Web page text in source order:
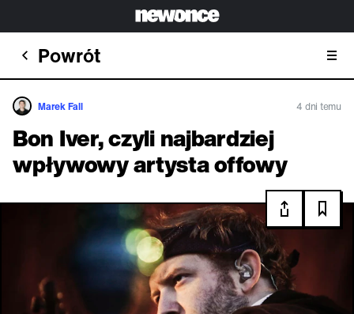
Powrót
Marek Fall 4 dni temu
Bon Iver, czyli najbardziej
wpływowy artysta offowy